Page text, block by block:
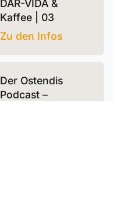
DAR-VIDA &
Kaffee | 03
Zu den Infos
Der Ostendis
Podcast –